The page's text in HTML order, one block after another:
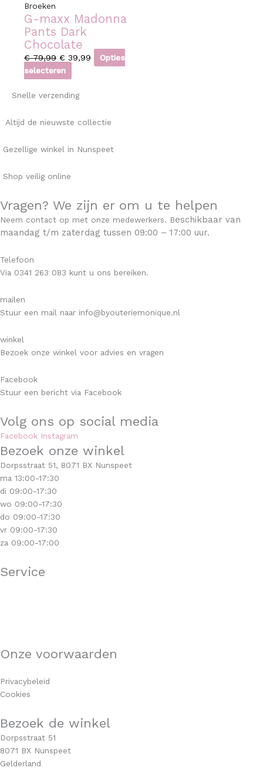
Broeken
G-maxx Madonna
Pants Dark
Chocolate
€79,99 € 39,99
Opties
selecteren
Snelle verzending
Altijd de nieuwste collectie
Gezellige winkel in Nunspeet
Shop veilig online
Vragen? We zijn er om u te helpen
Neem contact op met onze medewerkers. Beschikbaar van
maandag t/m zaterdag tussen 09:00 – 17:00 uur.
Telefoon
Via 0341 263 083 kunt u ons bereiken.
mailen
Stuur een mail naar info@byouteriemonique.nl
winkel
Bezoek onze winkel voor advies en vragen
Facebook
Stuur een bericht via Facebook
Volg ons op social media
Facebook Instagram
Bezoek onze winkel
Dorpsstraat 51, 8071 BX Nunspeet
ma 13:00-17:30
di 09:00-17:30
wo 09:00-17:30
do 09:00-17:30
vr 09:00-17:30
za 09:00-17:00
Service
Onze voorwaarden
Privacybeleid
Cookies
Bezoek de winkel
Dorpsstraat 51
8071 BX Nunspeet
Gelderland